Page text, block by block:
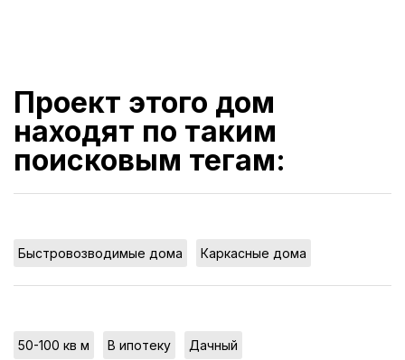
Проект этого дом
находят по таким
поисковым тегам:
Быстровозводимые дома Каркасные дома
50-100 кв м В ипотеку Дачный